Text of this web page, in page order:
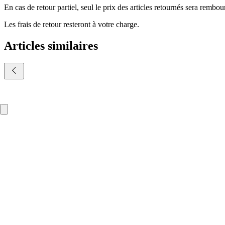
En cas de retour partiel, seul le prix des articles retournés sera
Les frais de retour resteront à votre charge.
Articles similaires